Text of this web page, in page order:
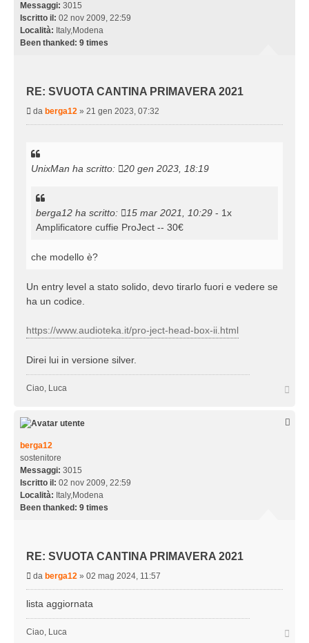
Messaggi: 3015
Iscritto il: 02 nov 2009, 22:59
Località: Italy,Modena
Been thanked: 9 times
RE: SVUOTA CANTINA PRIMAVERA 2021
M
e
s
a
g
da berga12 » 21 gen 2023, 07:32
UnixMan ha scritto: 20 gen 2023, 18:19
berga12 ha scritto: 15 mar 2021, 10:29 - 1x
Amplificatore cuffie ProJect -- 30€
che modello è?
Un entry level a stato solido, devo tirarlo fuori e vedere se
ha un codice.
https://www.audioteka.it/pro-ject-head-box-ii.html
Direi lui in versione silver.
Ciao, Luca
berga12
sostenitore
Messaggi: 3015
Iscritto il: 02 nov 2009, 22:59
Località: Italy,Modena
Been thanked: 9 times
RE: SVUOTA CANTINA PRIMAVERA 2021
M
e
s
g
da berga12 » 02 mag 2024, 11:57
lista aggiornata
Ciao, Luca